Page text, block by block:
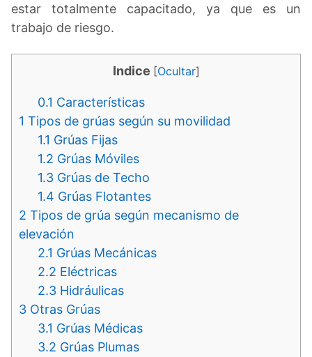
estar totalmente capacitado, ya que es un
trabajo de riesgo.
Indice [Ocultar]
0.1 Características
1 Tipos de grúas según su movilidad
1.1 Grúas Fijas
1.2 Grúas Móviles
1.3 Grúas de Techo
1.4 Grúas Flotantes
2 Tipos de grúa según mecanismo de
elevación
2.1 Grúas Mecánicas
2.2 Eléctricas
2.3 Hidráulicas
3 Otras Grúas
3.1 Grúas Médicas
3.2 Grúas Plumas